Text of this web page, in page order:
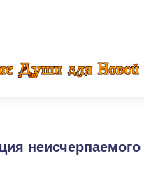
неисчерпаемого